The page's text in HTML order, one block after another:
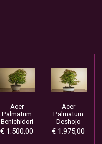
Acer
Palmatum
Benichidori
€ 1.500,00
Acer
Palmatum
Deshojo
€ 1.975,00